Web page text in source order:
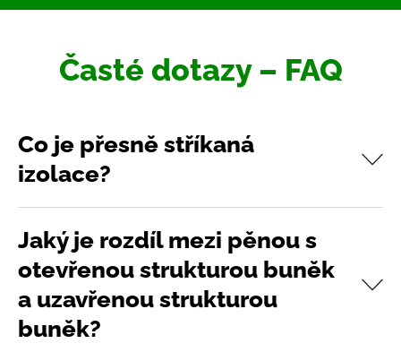
Časté dotazy – FAQ
Co je přesně stříkaná
izolace?
Jaký je rozdíl mezi pěnou s
otevřenou strukturou buněk
a uzavřenou strukturou
buněk?